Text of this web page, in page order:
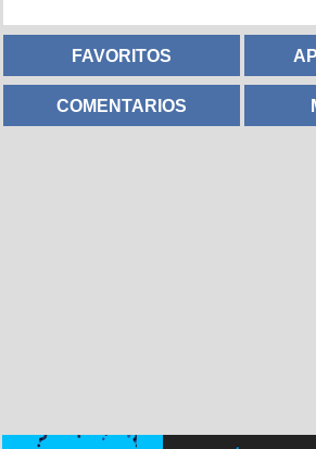
FAVORITOS
COMENTARIOS